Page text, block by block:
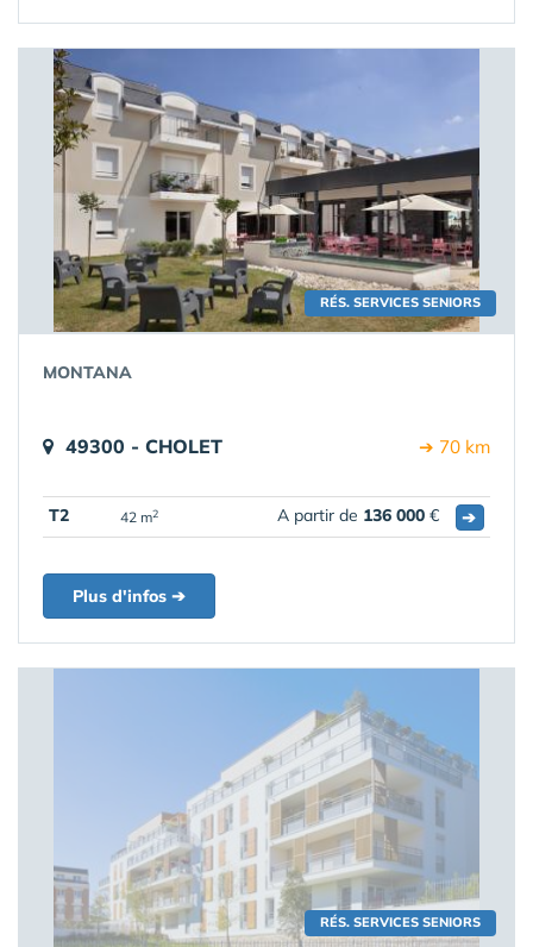
RÉS. SERVICES SENIORS
MONTANA
49300 - CHOLET ➔ 70 km
T2 42 m2 A partir de 136 000 € ➔
Plus d'infos ➔
RÉS. SERVICES SENIORS